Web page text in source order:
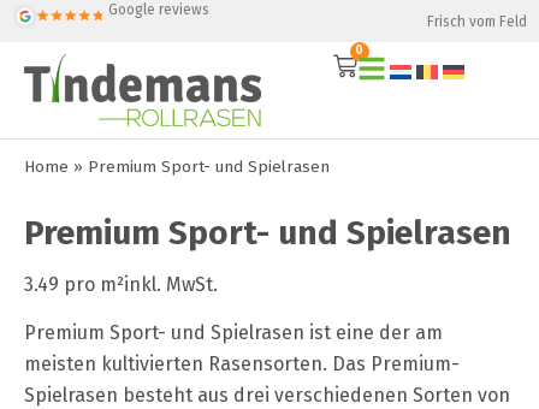
Google reviews
Frisch vom Feld
0
Home » Premium Sport- und Spielrasen
Premium Sport- und Spielrasen
3.49 pro m²inkl. MwSt.
Premium Sport- und Spielrasen ist eine der am
meisten kultivierten Rasensorten. Das Premium-
Spielrasen besteht aus drei verschiedenen Sorten von